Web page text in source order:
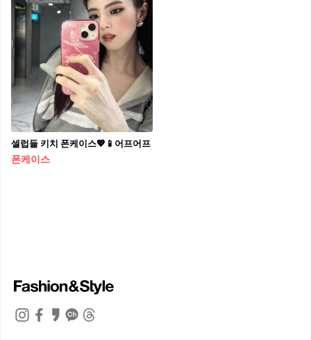
셀럽들 키치 폰케이스💖📱어프어프
폰케이스